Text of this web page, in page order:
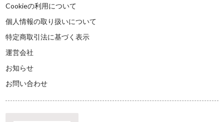
Cookieの利用について
個人情報の取り扱いについて
特定商取引法に基づく表示
運営会社
お知らせ
お問い合わせ